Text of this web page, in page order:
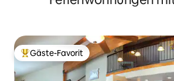
Beliebter Gäste-Favorit.
Gäste-Favorit